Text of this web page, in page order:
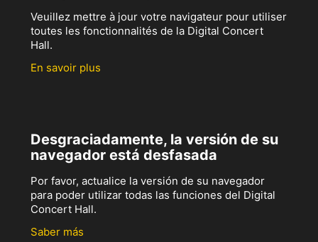
Veuillez mettre à jour votre navigateur pour utiliser
toutes les fonctionnalités de la Digital Concert
Hall.
En savoir plus
Desgraciadamente, la versión de su
navegador está desfasada
Por favor, actualice la versión de su navegador
para poder utilizar todas las funciones del Digital
Concert Hall.
Saber más